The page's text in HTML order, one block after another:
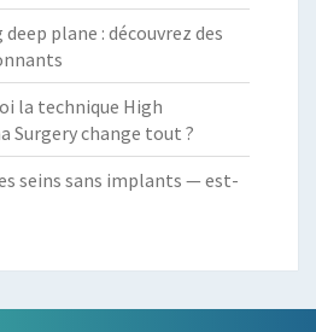
plane : découvrez des
la technique High
Surgery change tout ?
seins sans implants — est-